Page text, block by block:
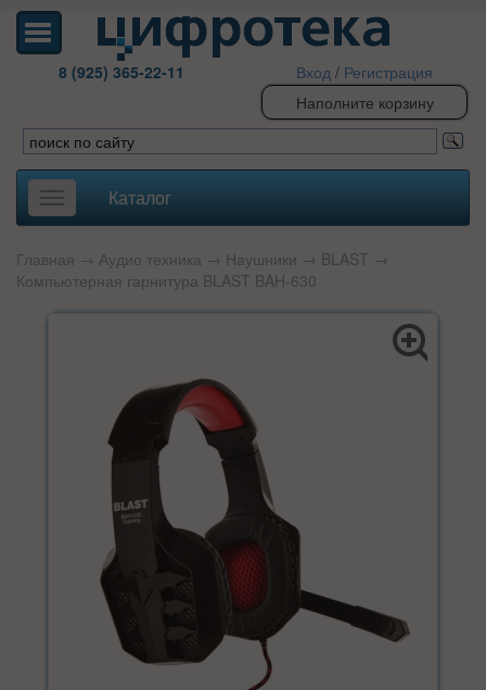
8 (925) 365-22-11 Вход / Регистрация
Наполните корзину
Toggle
navigation
Каталог
Главная → Аудио техника → Наушники → BLAST →
Компьютерная гарнитура BLAST BAH-630